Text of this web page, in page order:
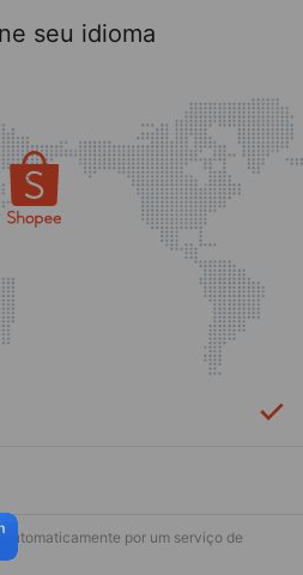
indisponível
deu errado. Faça login
seu idioma
automaticamente por um serviço de